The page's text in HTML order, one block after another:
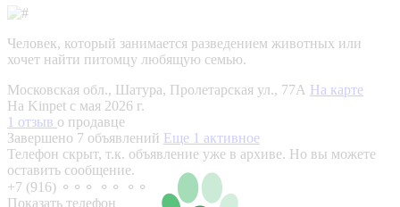
Человек, который занимается разведением животных или
хочет найти питомцу любящую семью.
Московская обл., Шатура, Пролетарская ул., 77А На карте
На Kinpet c мая 2026 г.
1 отзыв о продавце
Завершено 7 объявлений Еще 1 активное
Телефон скрыт, т.к. объявление уже в архиве. Но вы можете
оставить сообщение.
+7 (916) ⚬⚬⚬ ⚬⚬ ⚬⚬
Показать телефон